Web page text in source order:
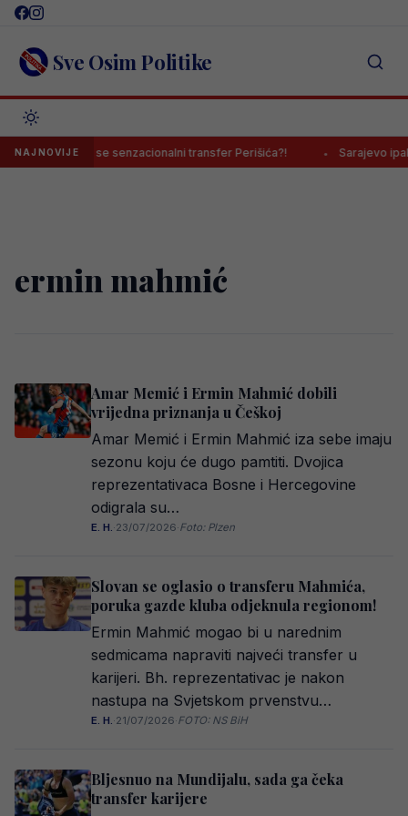
Skip
content Sve Osim Politike
NAJNOVIJE
Sprema se senzacionalni transfer Perišića?! Sarajevo
ermin mahmić
Amar Memić i Ermin Mahmić dobili
vrijedna priznanja u Češkoj
Amar Memić i Ermin Mahmić iza sebe imaju
sezonu koju će dugo pamtiti. Dvojica
reprezentativaca Bosne i Hercegovine
odigrala su…
E. H.·23/07/2026·Foto: Plzen
Slovan se oglasio o transferu Mahmića,
poruka gazde kluba odjeknula regionom!
Ermin Mahmić mogao bi u narednim
sedmicama napraviti najveći transfer u
karijeri. Bh. reprezentativac je nakon
nastupa na Svjetskom prvenstvu…
E. H.·21/07/2026·FOTO: NS BiH
Bljesnuo na Mundijalu, sada ga čeka
transfer karijere